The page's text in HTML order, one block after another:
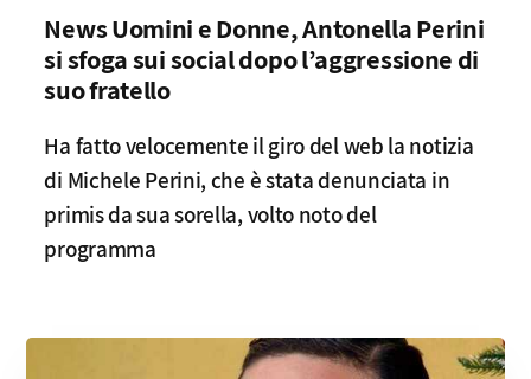
News Uomini e Donne, Antonella Perini
si sfoga sui social dopo l’aggressione di
suo fratello
Ha fatto velocemente il giro del web la notizia
di Michele Perini, che è stata denunciata in
primis da sua sorella, volto noto del
programma